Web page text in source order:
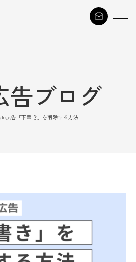
告ブログ
広告「下書き」を削除する方法